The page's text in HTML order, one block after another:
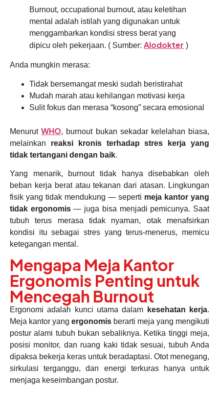
Burnout, occupational burnout, atau keletihan
mental adalah istilah yang digunakan untuk
menggambarkan kondisi stress berat yang
dipicu oleh pekerjaan. ( Sumber: Alodokter )
Anda mungkin merasa:
Tidak bersemangat meski sudah beristirahat
Mudah marah atau kehilangan motivasi kerja
Sulit fokus dan merasa “kosong” secara emosional
MenurutWHO, burnout bukan sekadar kelelahan biasa,
melainkan reaksi kronis terhadap stres kerja yang
tidak tertangani dengan baik.
Yang menarik, burnout tidak hanya disebabkan oleh
beban kerja berat atau tekanan dari atasan. Lingkungan
fisik yang tidak mendukung — seperti meja kantor yang
tidak ergonomis— juga bisa menjadi pemicunya. Saat
tubuh terus merasa tidak nyaman, otak menafsirkan
kondisi itu sebagai stres yang terus-menerus, memicu
ketegangan mental.
Mengapa Meja Kantor
Ergonomis Penting untuk
Mencegah Burnout
Ergonomi adalah kunci utama dalam kesehatan kerja.
Meja kantor yang ergonomis berarti meja yang mengikuti
postur alami tubuh bukan sebaliknya. Ketika tinggi meja,
posisi monitor, dan ruang kaki tidak sesuai, tubuh Anda
dipaksa bekerja keras untuk beradaptasi. Otot menegang,
sirkulasi terganggu, dan energi terkuras hanya untuk
menjaga keseimbangan postur.